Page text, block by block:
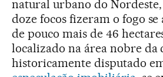
natural urbano do Nordeste,
doze focos fizeram o fogo
de pouco mais de 46
localizado na área nobre da
historicamente disputado